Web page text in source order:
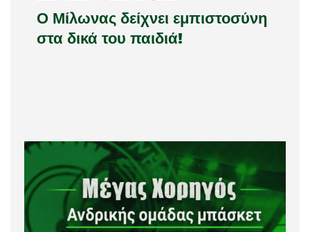
Ο Μίλωνας δείχνει εμπιστοσύνη
στα δικά του παιδιά!